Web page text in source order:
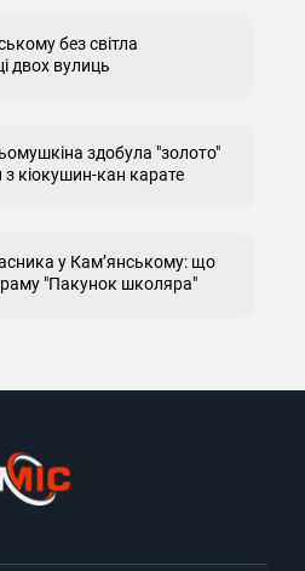
без світла
двох вулиць
здобула "золото"
з кіокушин-кан карате
у Кам’янському: що
"Пакунок школяра"